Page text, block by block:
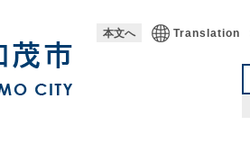
本文へ Translation